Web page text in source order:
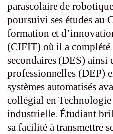
parascolaire de
poursuivi ses études au
formation et
(CIFIT) où il a complété
secondaires (DES) ainsi
professionnelles (DEP)
systèmes automatisés
collégial en
industrielle. Étudiant
sa facilité à transmettre